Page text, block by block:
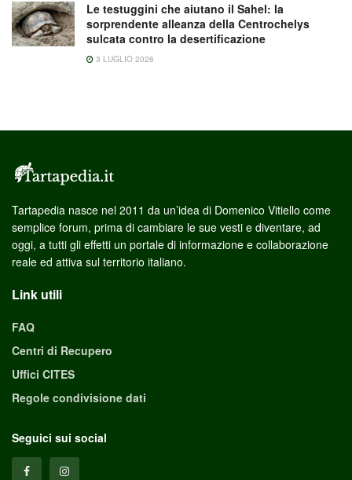
Le testuggini che aiutano il Sahel: la
sorprendente alleanza della Centrochelys
sulcata contro la desertificazione
3 LUGLIO 2026
Tartapedia nasce nel 2011 da un’idea di Domenico Vitiello come
semplice forum, prima di cambiare le sue vesti e diventare, ad
oggi, a tutti gli effetti un portale di informazione e collaborazione
reale ed attiva sul territorio italiano.
Link utili
FAQ
Centri di Recupero
Uffici CITES
Regole condivisione dati
Seguici sui social